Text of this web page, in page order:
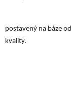
postavený na báze
kvality.